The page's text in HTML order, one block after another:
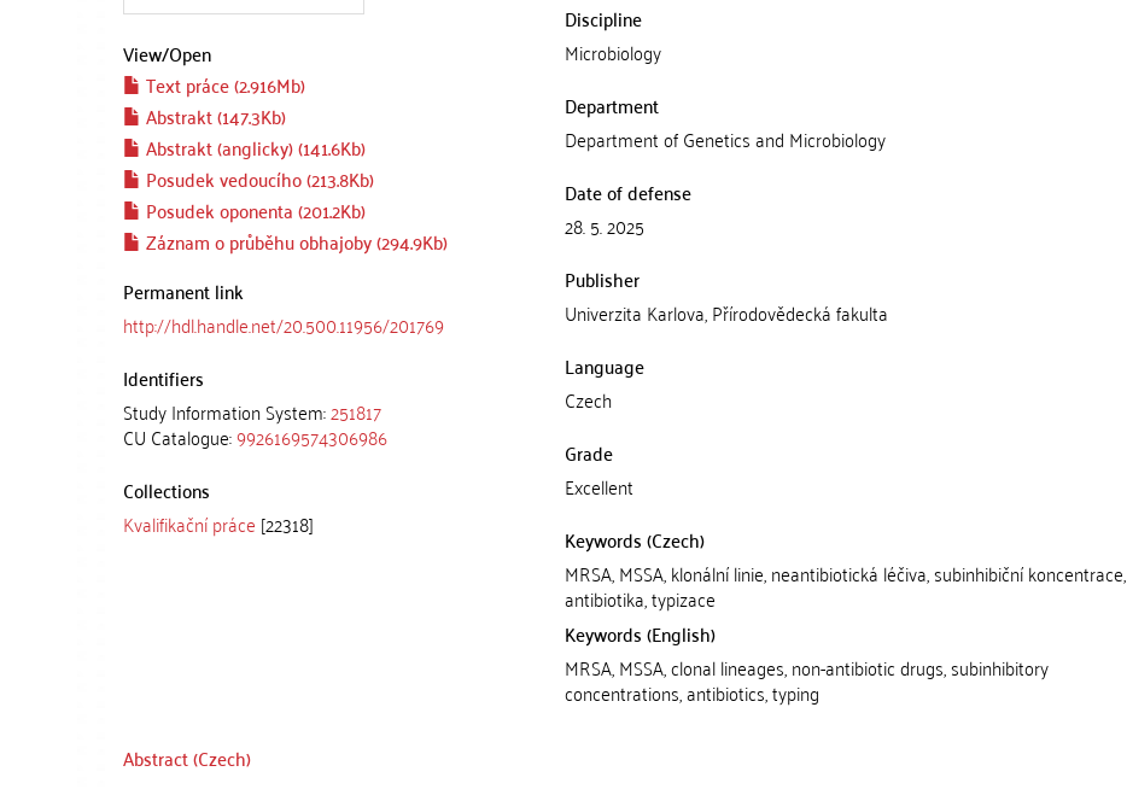
View/Open
Text práce (2.916Mb)
Abstrakt (147.3Kb)
Abstrakt (anglicky) (141.6Kb)
Posudek vedoucího (213.8Kb)
Posudek oponenta (201.2Kb)
Záznam o průběhu obhajoby (294.9Kb)
Permanent link
http://hdl.handle.net/20.500.11956/201769
Identifiers
Study Information System:251817
CU Catalogue:9926169574306986
Collections
Kvalifikační práce [22318]
Discipline
Microbiology
Department
Department of Genetics and Microbiology
Date of defense
28. 5. 2025
Publisher
Univerzita Karlova, Přírodovědecká fakulta
Language
Czech
Grade
Excellent
Keywords (Czech)
MRSA, MSSA, klonální linie, neantibiotická léčiva, subinhibiční koncentrace,
antibiotika, typizace
Keywords (English)
MRSA, MSSA, clonal lineages, non-antibiotic drugs, subinhibitory
concentrations, antibiotics, typing
Abstract (Czech)